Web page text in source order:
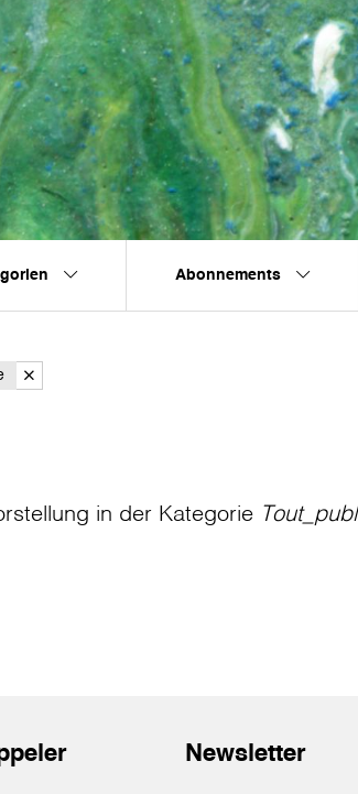
Abonnements
in der Kategorie
Newsletter